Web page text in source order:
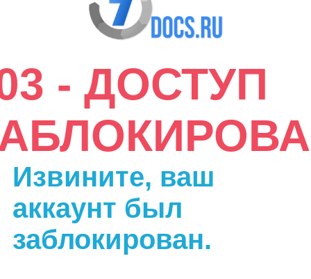
- ДОСТУП
Извините, ваш
аккаунт был
заблокирован.